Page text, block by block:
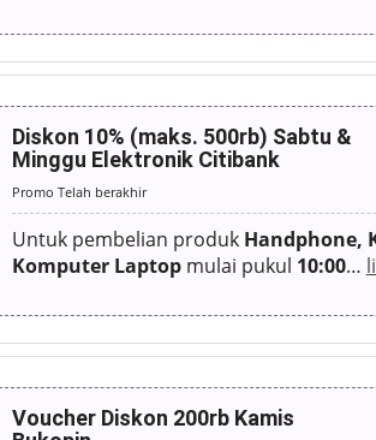
Diskon 10% (maks. 500rb) Sabtu &
Minggu Elektronik Citibank
Promo Telah berakhir
Untuk pembelian produk Handphone,
Komputer Laptopmulai pukul 10:00…
Voucher Diskon 200rb Kamis